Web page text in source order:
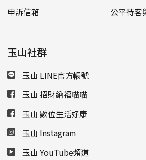
申訴信箱
公平待客
玉山社群
玉山 LINE官方帳號
玉山 招財納福喵喵
玉山 數位生活好康
玉山 Instagram
玉山 YouTube頻道